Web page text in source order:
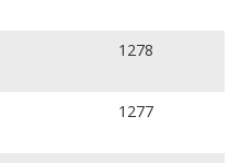
1278
1277